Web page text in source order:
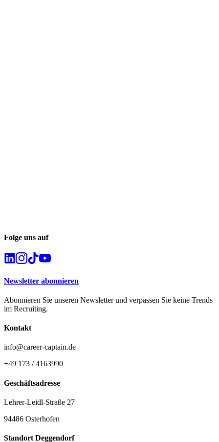
Folge uns auf
Newsletter abonnieren
Abonnieren Sie unseren Newsletter und verpassen Sie keine Trends
im Recruiting.
Kontakt
info@career-captain.de
+49 173 / 4163990
Geschäftsadresse
Lehrer-Leidl-Straße 27
94486 Osterhofen
Standort Deggendorf